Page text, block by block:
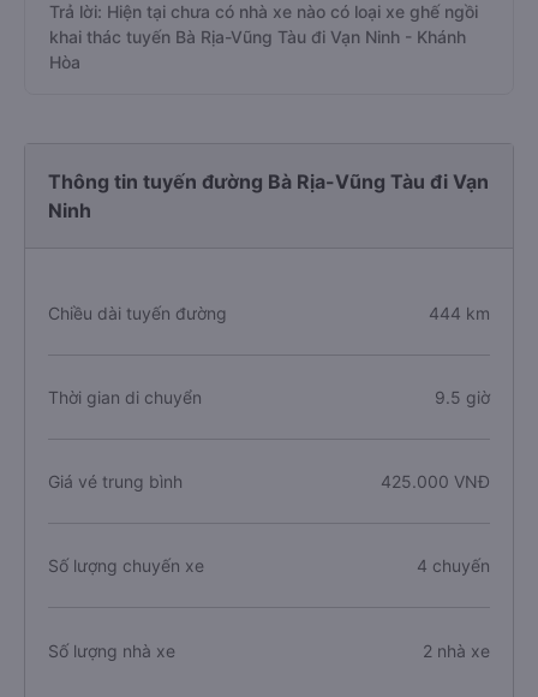
Trả lời: Hiện tại chưa có nhà xe nào có loại xe ghế ngồi
khai thác tuyến Bà Rịa-Vũng Tàu đi Vạn Ninh - Khánh
Hòa
Thông tin tuyến đường Bà Rịa-Vũng Tàu đi Vạn
Ninh
Chiều dài tuyến đường 444 km
Thời gian di chuyển 9.5 giờ
Giá vé trung bình 425.000 VNĐ
Số lượng chuyến xe 4 chuyến
Số lượng nhà xe 2 nhà xe